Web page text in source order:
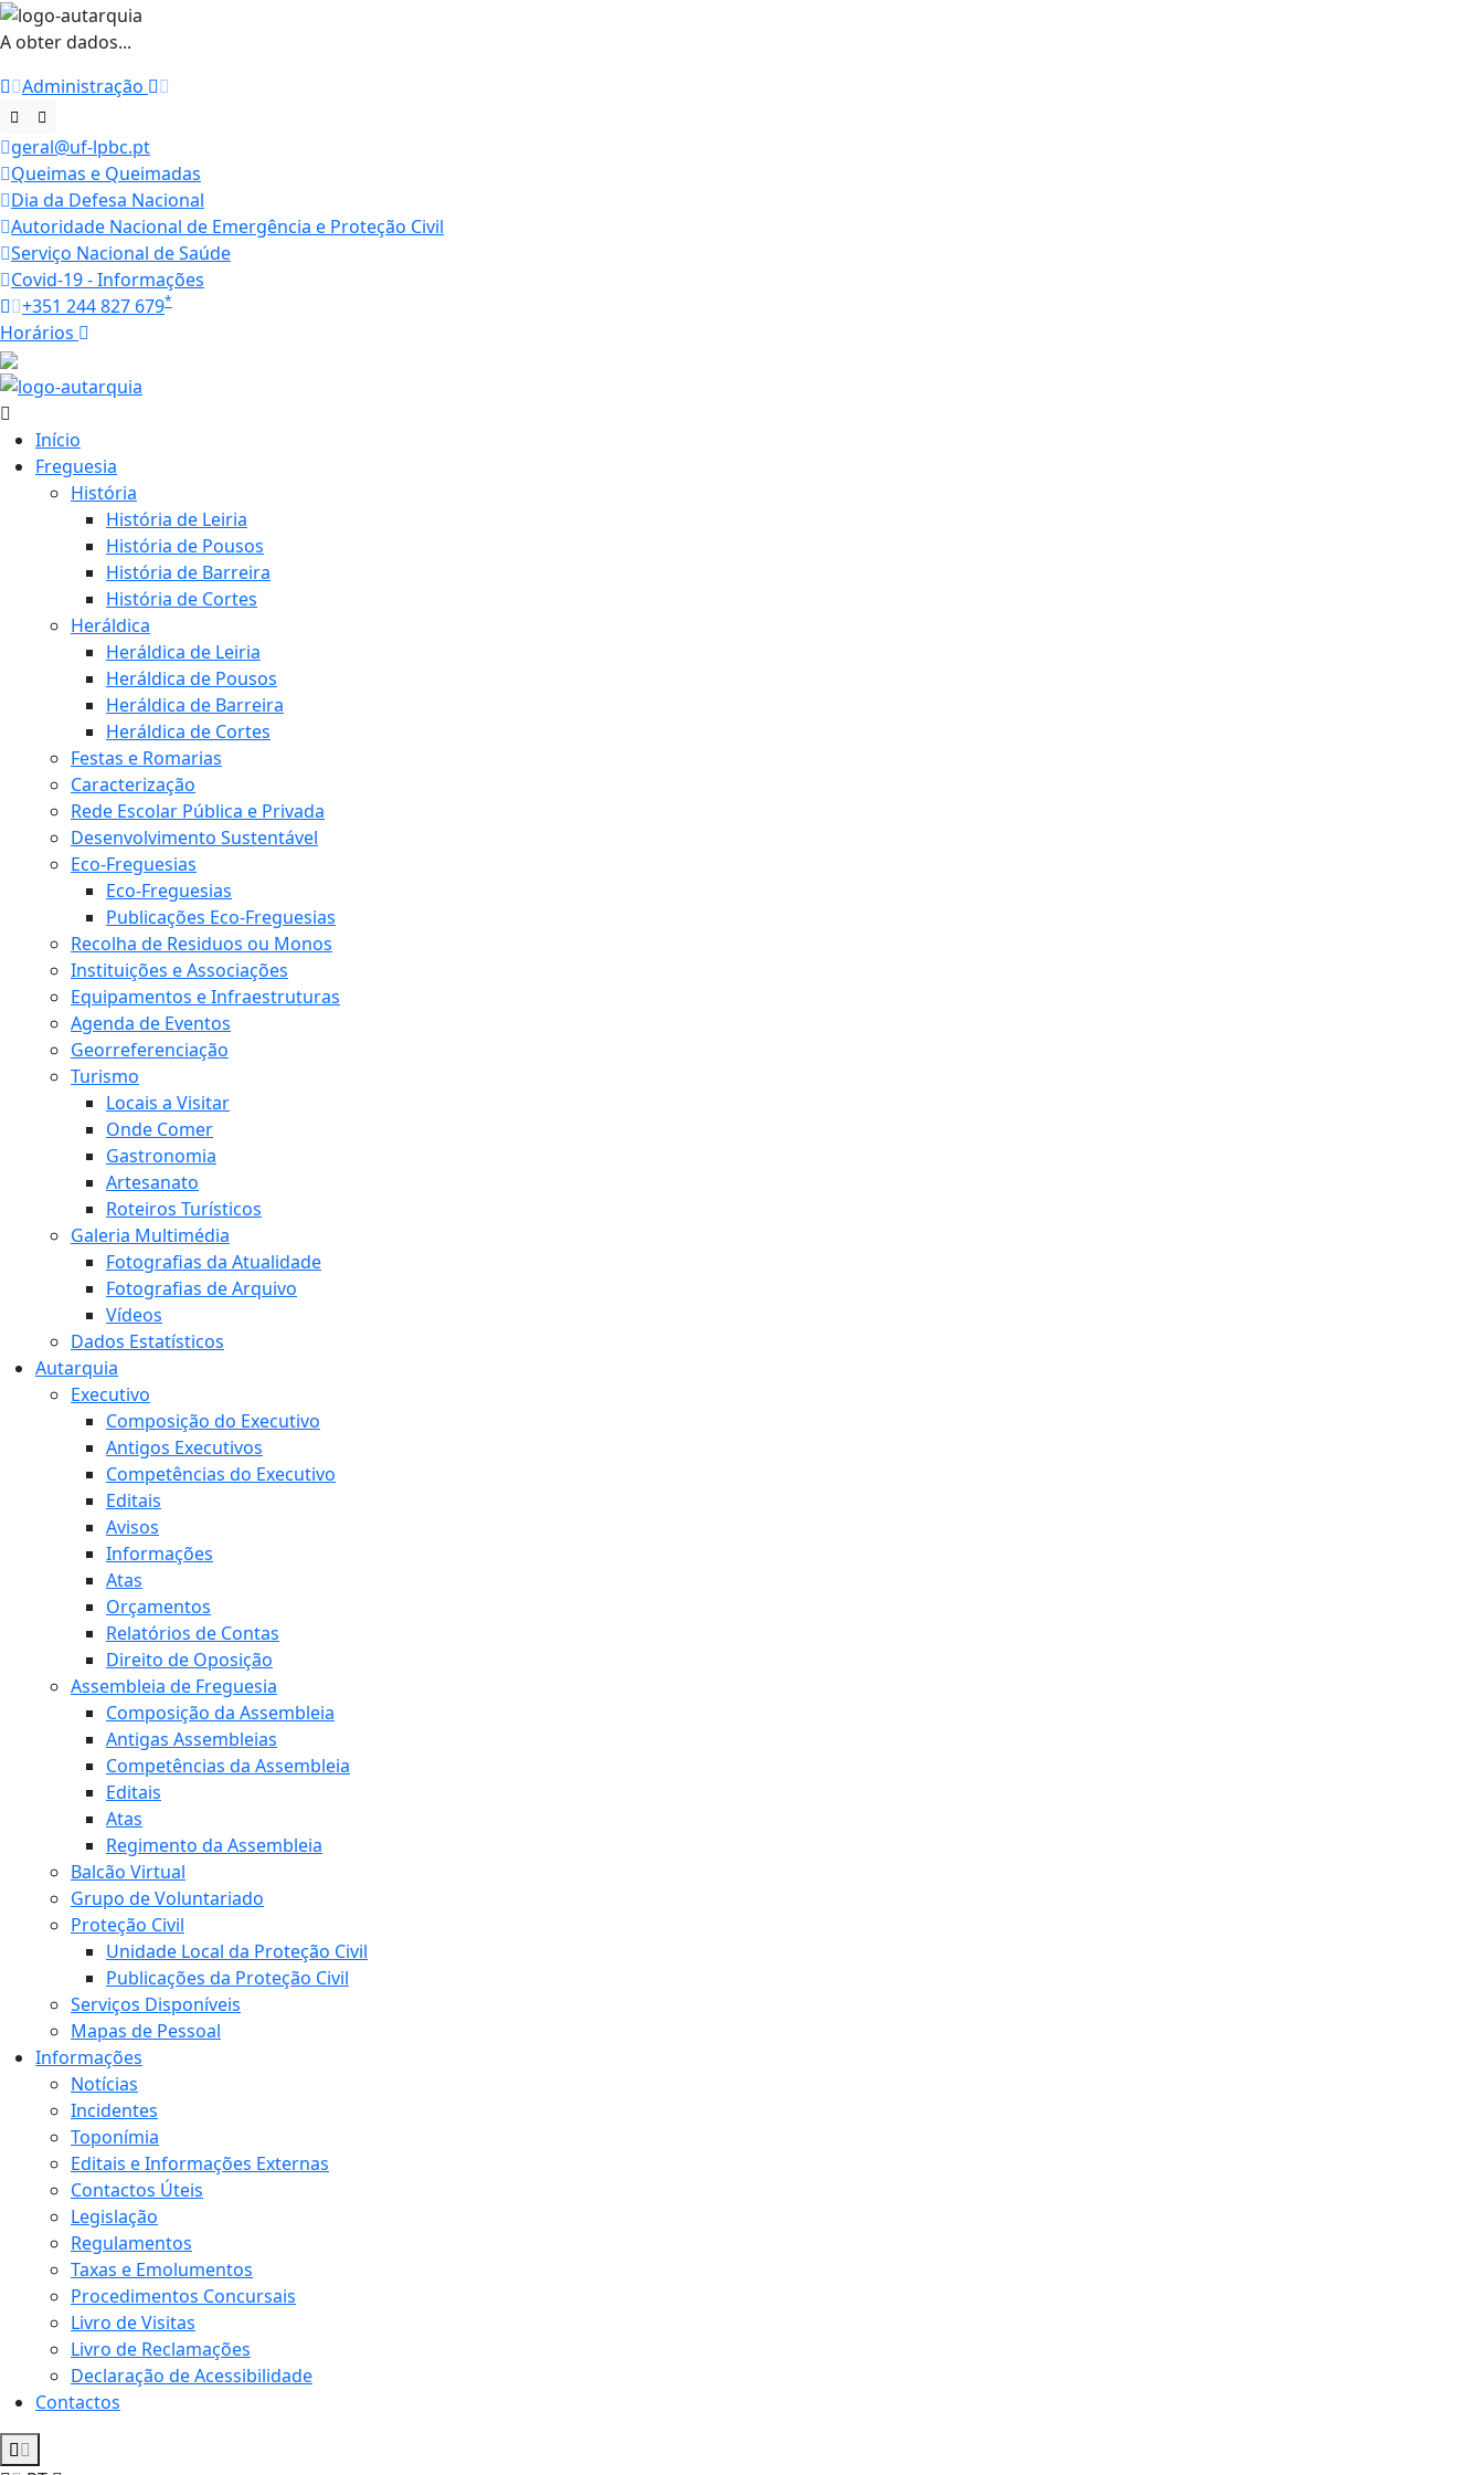
A obter dados...
Administração
geral@uf-lpbc.pt
Queimas e Queimadas
Dia da Defesa Nacional
Autoridade Nacional de Emergência e Proteção Civil
Serviço Nacional de Saúde
Covid-19 - Informações
+351 244 827 679*
Horários
Início
Freguesia
História
História de Leiria
História de Pousos
História de Barreira
História de Cortes
Heráldica
Heráldica de Leiria
Heráldica de Pousos
Heráldica de Barreira
Heráldica de Cortes
Festas e Romarias
Caracterização
Rede Escolar Pública e Privada
Desenvolvimento Sustentável
Eco-Freguesias
Eco-Freguesias
Publicações Eco-Freguesias
Recolha de Residuos ou Monos
Instituições e Associações
Equipamentos e Infraestruturas
Agenda de Eventos
Georreferenciação
Turismo
Locais a Visitar
Onde Comer
Gastronomia
Artesanato
Roteiros Turísticos
Galeria Multimédia
Fotografias da Atualidade
Fotografias de Arquivo
Vídeos
Dados Estatísticos
Autarquia
Executivo
Composição do Executivo
Antigos Executivos
Competências do Executivo
Editais
Avisos
Informações
Atas
Orçamentos
Relatórios de Contas
Direito de Oposição
Assembleia de Freguesia
Composição da Assembleia
Antigas Assembleias
Competências da Assembleia
Editais
Atas
Regimento da Assembleia
Balcão Virtual
Grupo de Voluntariado
Proteção Civil
Unidade Local da Proteção Civil
Publicações da Proteção Civil
Serviços Disponíveis
Mapas de Pessoal
Informações
Notícias
Incidentes
Toponímia
Editais e Informações Externas
Contactos Úteis
Legislação
Regulamentos
Taxas e Emolumentos
Procedimentos Concursais
Livro de Visitas
Livro de Reclamações
Declaração de Acessibilidade
Contactos